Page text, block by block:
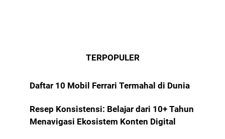
TERPOPULER
Daftar 10 Mobil Ferrari Termahal di Dunia
Resep Konsistensi: Belajar dari 10+ Tahun
Menavigasi Ekosistem Konten Digital